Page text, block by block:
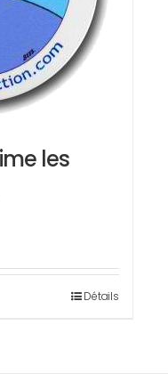
les
Détails